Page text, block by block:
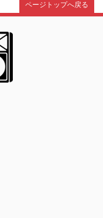
ページトップへ戻る